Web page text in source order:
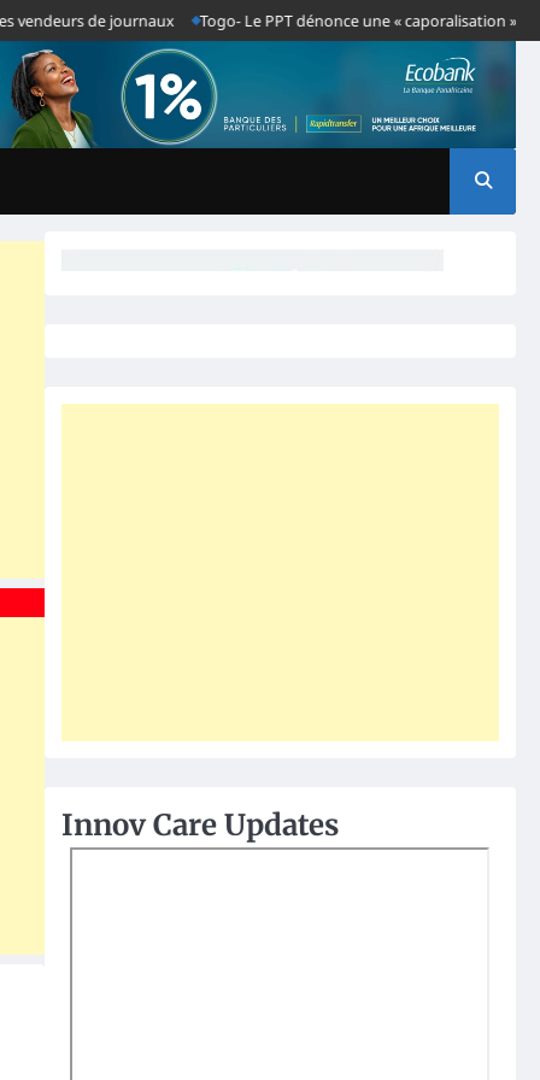
de journaux Togo- Le PPT dénonce une « caporalisation » de la
Innov Care Updates